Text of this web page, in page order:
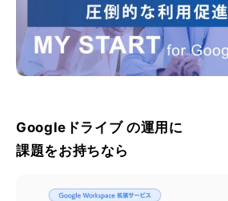
Googleドライブ の運用に
課題をお持ちなら